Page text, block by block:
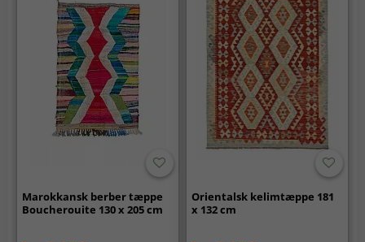
Marokkansk berber tæppe
Boucherouite 130 x 205 cm
Orientalsk kelimtæppe 181
x 132 cm